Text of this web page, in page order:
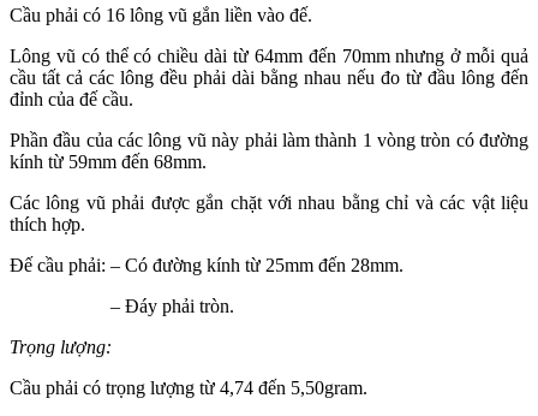
Cầu phải có 16 lông vũ gắn liền vào đế.
Lông vũ có thể có chiều dài từ 64mm đến 70mm nhưng ở mỗi quả
cầu tất cả các lông đều phải dài bằng nhau nếu đo từ đầu lông đến
đỉnh của đế cầu.
Phần đầu của các lông vũ này phải làm thành 1 vòng tròn có đường
kính từ 59mm đến 68mm.
Các lông vũ phải được gắn chặt với nhau bằng chỉ và các vật liệu
thích hợp.
Đế cầu phải: – Có đường kính từ 25mm đến 28mm.
– Đáy phải tròn.
Trọng lượng:
Cầu phải có trọng lượng từ 4,74 đến 5,50gram.